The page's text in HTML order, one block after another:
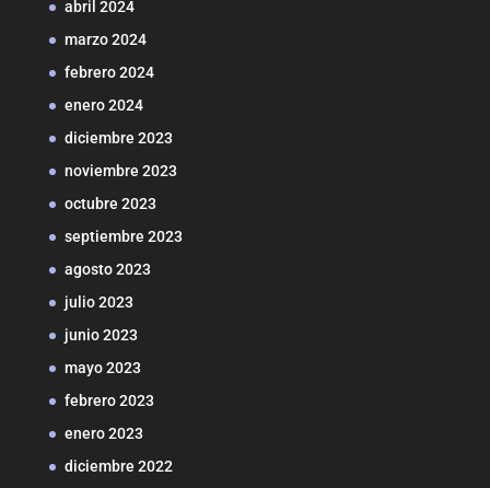
abril 2024
marzo 2024
febrero 2024
enero 2024
diciembre 2023
noviembre 2023
octubre 2023
septiembre 2023
agosto 2023
julio 2023
junio 2023
mayo 2023
febrero 2023
enero 2023
diciembre 2022